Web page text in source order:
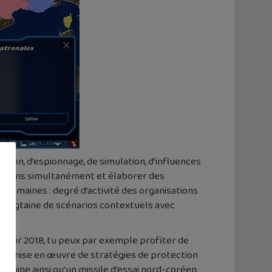
d’espionnage, de simulation, d’influences
simultanément et élaborer des
: degré d’activité des organisations
de scénarios contextuels avec
jour 2018, tu peux par exemple profiter de
mise en œuvre de stratégies de protection